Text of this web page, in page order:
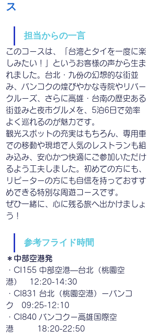
ス
担当からの一言
このコースは、「台湾とタイを一度に楽
しみたい！」というお客様の声から生ま
れました。台北・九份の幻想的な街並
み、バンコクの煌びやかな寺院やリバー
クルーズ、さらに高雄・台南の歴史ある
街並みと夜市グルメを、5泊6日で効率
よく巡れるのが魅力です。
観光スポットの充実はもちろん、専用車
での移動や現地で人気のレストランも組
み込み、安心かつ快適にご参加いただけ
るよう工夫しました。初めての方にも、
リピーターの方にも自信を持っておすす
めできる特別な周遊コースです。
ぜひ一緒に、心に残る旅へ出かけましょ
う！
参考フライド時間
＊中部空港発
・CI155 中部空港―台北（桃園空
港）　12:20-14:30
・CI831 台北（桃園空港）ーバンコ
ク　09:25-12:10
・CI840 バンコクー高雄国際空
港　　　18:20-22:50